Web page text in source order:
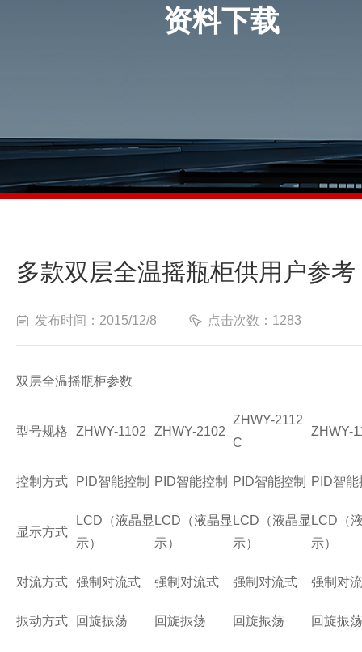
资料下载
多款双层全温摇瓶柜供用户参考
发布时间：2015/12/8 点击次数：1283
双层全温摇瓶柜参数
型号规格 ZHWY-1102 ZHWY-2102
ZHWY-2112
C
ZHWY-
控制方式 PID智能控制 PID智能控制 PID智能控制 PID智能
显示方式
LCD （液晶显
示）
LCD （液晶显
示）
LCD （液晶显
示）
LCD （
示）
对流方式 强制对流式 强制对流式 强制对流式 强制对
振动方式 回旋振荡 回旋振荡 回旋振荡 回旋振荡